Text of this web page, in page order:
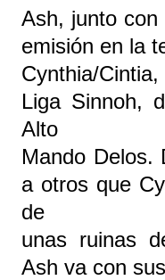
Ash, junto
emisión en la
Cynthia/
Liga Sinnoh,
Alto
Mando Delos.
a otros que
de
unas ruinas
Ash va con